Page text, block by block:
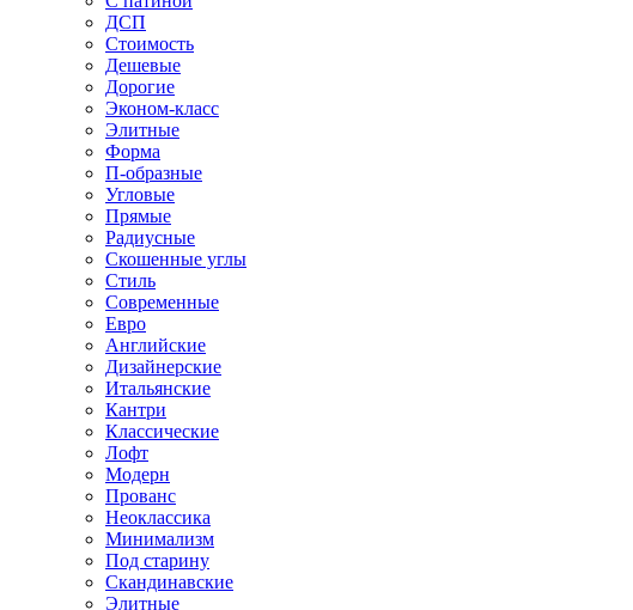
ДСП
Стоимость
Дешевые
Дорогие
Эконом-класс
Элитные
Форма
П-образные
Угловые
Прямые
Радиусные
Скошенные углы
Стиль
Современные
Евро
Английские
Дизайнерские
Итальянские
Кантри
Классические
Лофт
Модерн
Прованс
Неоклассика
Минимализм
Под старину
Скандинавские
Элитные